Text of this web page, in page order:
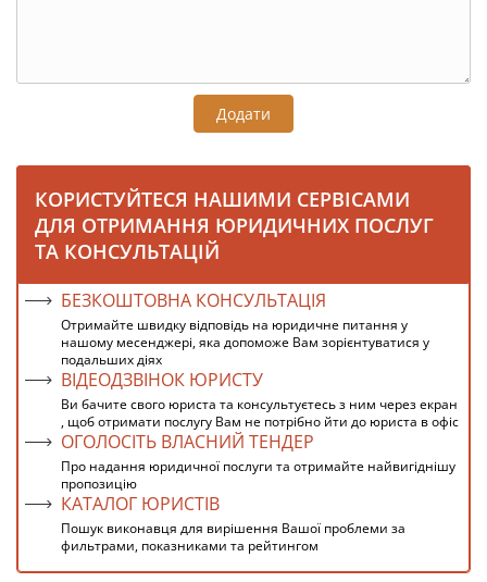
Додати
КОРИСТУЙТЕСЯ НАШИМИ СЕРВІСАМИ
ДЛЯ ОТРИМАННЯ ЮРИДИЧНИХ ПОСЛУГ
ТА КОНСУЛЬТАЦІЙ
БЕЗКОШТОВНА КОНСУЛЬТАЦІЯ
Отримайте швидку відповідь на юридичне питання у
нашому месенджері, яка допоможе Вам зорієнтуватися у
подальших діях
ВІДЕОДЗВІНОК ЮРИСТУ
Ви бачите свого юриста та консультуєтесь з ним через екран
, щоб отримати послугу Вам не потрібно йти до юриста в офіс
ОГОЛОСІТЬ ВЛАСНИЙ ТЕНДЕР
Про надання юридичної послуги та отримайте найвигіднішу
пропозицію
КАТАЛОГ ЮРИСТІВ
Пошук виконавця для вирішення Вашої проблеми за
фильтрами, показниками та рейтингом